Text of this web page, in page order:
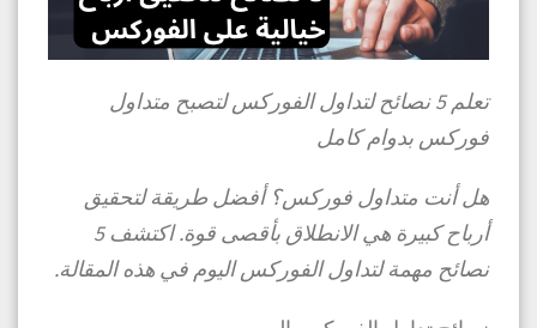
تعلم
5 نصائح لتداول الفوركس لتصبح متداول
فوركس بدوام كامل
هل أنت متداول فوركس؟ أفضل طريقة لتحقيق
أرباح كبيرة هي الانطلاق بأقصى قوة. اكتشف 5
نصائح مهمة لتداول الفوركس اليوم في هذه المقالة.